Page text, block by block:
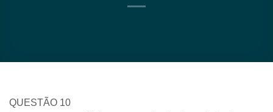
QUESTÃO 10